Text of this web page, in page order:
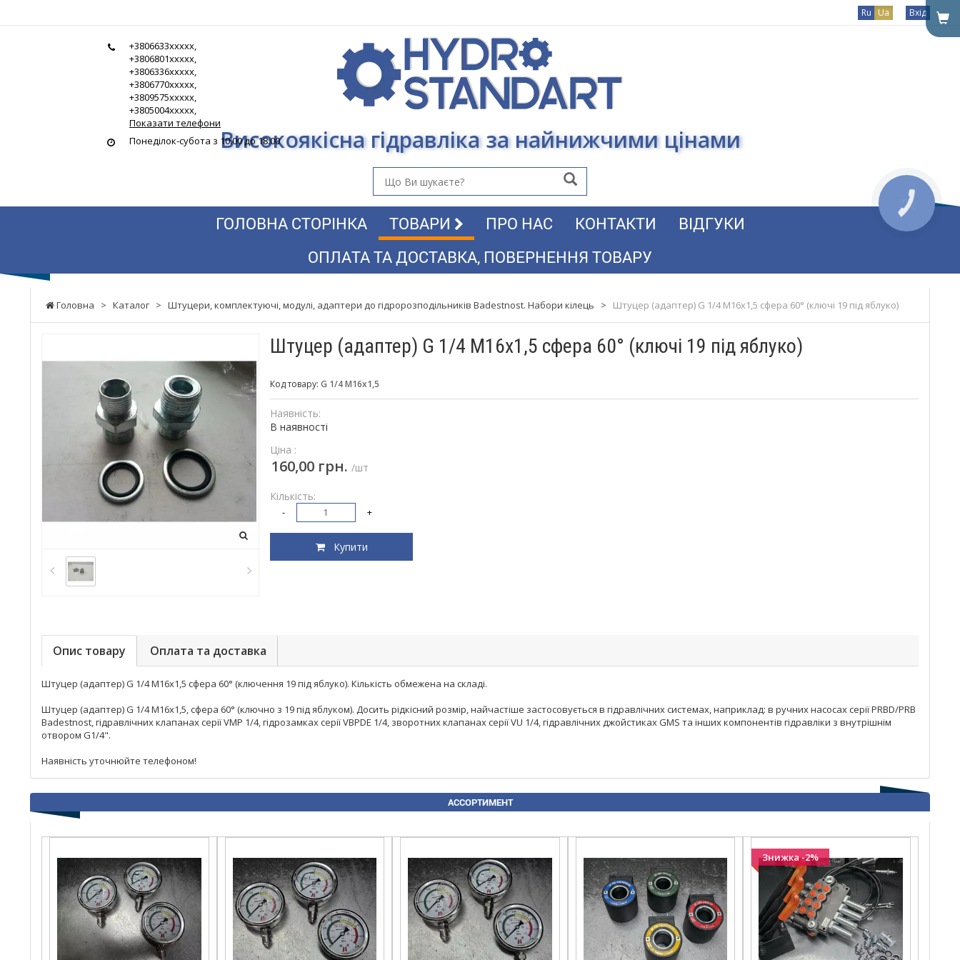
Ru Ua Вхід
Гідростандарт
+3806633xxxxx,
+3806801xxxxx,
+3806336xxxxx,
+3806770xxxxx,
+3809575xxxxx,
+3805004xxxxx,
Показати телефони
Понеділок-субота з 10:00 до 18:00Високоякісна гідравліка за найнижчими цінами
ГОЛОВНА СТОРІНКА ТОВАРИ ПРО НАС КОНТАКТИ
ВІДГУКИ
ОПЛАТА ТА ДОСТАВКА, ПОВЕРНЕННЯ ТОВАРУ
Головна > Каталог > Штуцери, комплектуючі, модулі, адаптери до гідророзподільників Badestnost. Набори кілець > Штуцер (адаптер) G 1/4 M16x1,5 сфера 60° (ключі 19 під яблуко)
Штуцер (адаптер) G 1/4 M16x1,5 сфера 60° (ключі 19 під яблуко)
Код товару: G 1/4 M16x1,5
Наявність:
В наявності
Ціна :
160,00 грн. /шт
Кількість:
- +
Купити
Опис товару Оплата та доставка
Штуцер (адаптер) G 1/4 M16x1,5 сфера 60° (ключення 19 під яблуко). Кількість обмежена на складі.
Штуцер (адаптер) G 1/4 M16x1,5, сфера 60° (ключно з 19 під яблуком). Досить рідкісний розмір, найчастіше застосовується в гідравлічних системах, наприклад: в ручних насосах серії PRBD/PRB
Badestnost, гідравлічних клапанах серії VMP 1/4, гідрозамках серії VBPDE 1/4, зворотних клапанах серії VU 1/4, гідравлічних джойстиках GMS та інших компонентів гідравліки з внутрішнім
отвором G1/4".
Наявність уточнюйте телефоном!
АССОРТИМЕНТ
Знижка -2%